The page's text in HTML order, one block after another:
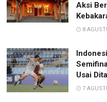
Aksi
8
Usai
7